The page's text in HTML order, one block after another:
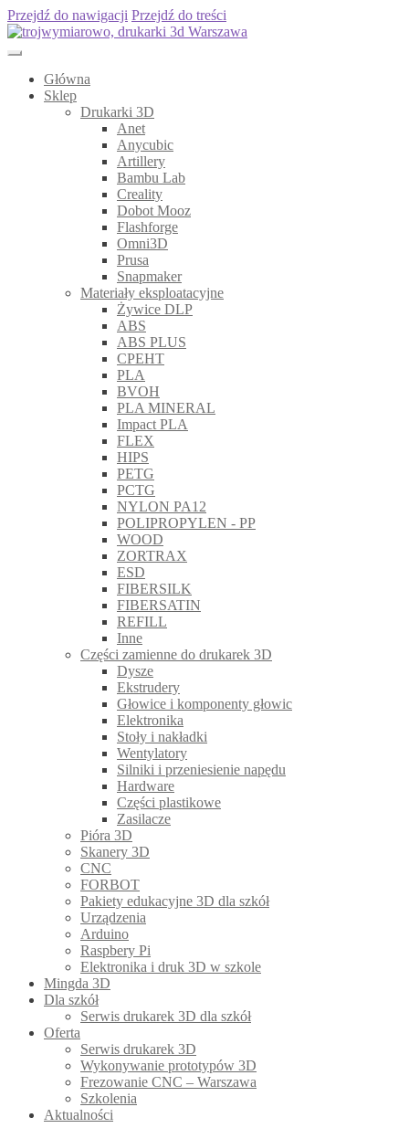
Przejdź do nawigacji Przejdź do treści
Główna
Sklep
Drukarki 3D
Anet
Anycubic
Artillery
Bambu Lab
Creality
Dobot Mooz
Flashforge
Omni3D
Prusa
Snapmaker
Materiały eksploatacyjne
Żywice DLP
ABS
ABS PLUS
CPEHT
PLA
BVOH
PLA MINERAL
Impact PLA
FLEX
HIPS
PETG
PCTG
NYLON PA12
POLIPROPYLEN - PP
WOOD
ZORTRAX
ESD
FIBERSILK
FIBERSATIN
REFILL
Inne
Części zamienne do drukarek 3D
Dysze
Ekstrudery
Głowice i komponenty głowic
Elektronika
Stoły i nakładki
Wentylatory
Silniki i przeniesienie napędu
Hardware
Części plastikowe
Zasilacze
Pióra 3D
Skanery 3D
CNC
FORBOT
Pakiety edukacyjne 3D dla szkół
Urządzenia
Arduino
Raspbery Pi
Elektronika i druk 3D w szkole
Mingda 3D
Dla szkół
Serwis drukarek 3D dla szkół
Oferta
Serwis drukarek 3D
Wykonywanie prototypów 3D
Frezowanie CNC – Warszawa
Szkolenia
Aktualności